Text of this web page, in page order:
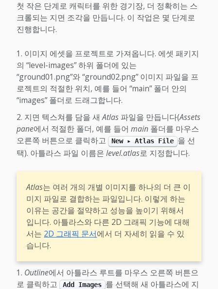
첫 작은 단계로 캐릭터를 위한 경기장, 더 정확히는 스
크롤되는 지면 조각을 만듭니다. 이 작업은 몇 단계로
진행합니다.
이미지 에셋을 프로젝트로 가져옵니다. 에셋 패키지
의 “level-images” 하위 폴더에 있는
“ground01.png”와 “ground02.png” 이미지 파일을 프
로젝트의 적절한 위치, 예를 들어 “main” 폴더 안의
“images” 폴더로 드래그합니다.
지면 텍스쳐를 담을 새Atlas파일을 만듭니다(Assets
pane에서 적절한 폴더, 예를 들어 main 폴더를 마우스
오른쪽 버튼으로 클릭하고
New ▸ Atlas File 을 선
택). 아틀라스 파일 이름은 level.atlas로 지정합니다.
Atlas는 여러 개의 개별 이미지를 하나의 더 큰 이
미지 파일로 결합하는 파일입니다. 이렇게 하는
이유는 공간을 절약하고 성능을 높이기 위해서
입니다. 아틀라스와 다른 2D 그래픽 기능에 대해
서는 2D 그래픽 문서에서 더 자세히 읽을 수 있
습니다.
Outline에서 아틀라스 루트를 마우스 오른쪽 버튼으
로 클릭하고
Add Images 를 선택해 새 아틀라스에 지